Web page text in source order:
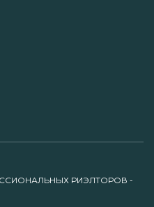
РИЭЛТОРОВ -